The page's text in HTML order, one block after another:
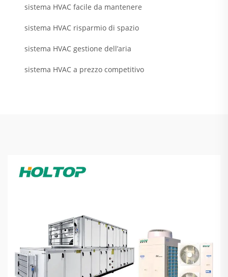
sistema HVAC facile da mantenere
sistema HVAC risparmio di spazio
sistema HVAC gestione dell’aria
sistema HVAC a prezzo competitivo